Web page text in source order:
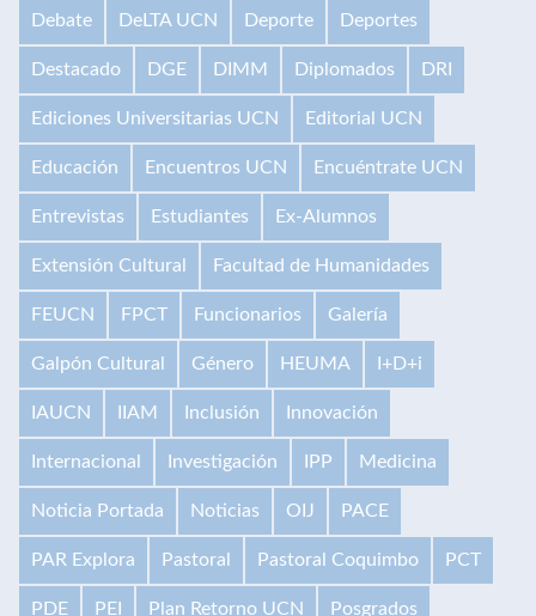
Debate DeLTA UCN Deporte Deportes
Destacado DGE DIMM Diplomados DRI
Ediciones Universitarias UCN Editorial UCN
Educación Encuentros UCN Encuéntrate UCN
Entrevistas Estudiantes Ex-Alumnos
Extensión Cultural Facultad de Humanidades
FEUCN FPCT Funcionarios Galería
Galpón Cultural Género HEUMA I+D+i
IAUCN IIAM Inclusión Innovación
Internacional Investigación IPP Medicina
Noticia Portada Noticias OIJ PACE
PAR Explora Pastoral Pastoral Coquimbo PCT
PDE PEI Plan Retorno UCN Posgrados